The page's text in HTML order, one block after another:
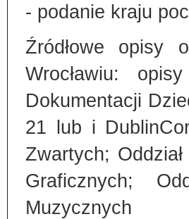
- podanie kraju
Źródłowe opisy
Wrocławiu:
Dokumentacji
21 lub i
Zwartych;
Graficznych;
Muzycznych